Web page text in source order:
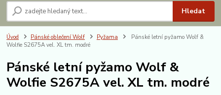
Hledat
Úvod Pánské oblečení Wolf Pyžama
Pánské letní pyžamo Wolf &
Wolfie S2675A vel. XL tm. modré
Pánské letní pyžamo Wolf &
Wolfie S2675A vel. XL tm. modré